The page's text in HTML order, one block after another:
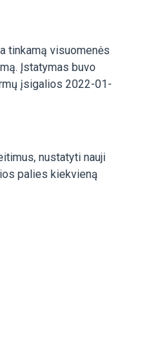
tinkamą visuomenės
Įstatymas buvo
įsigalios 2022-01-
nustatyti nauji
palies kiekvieną